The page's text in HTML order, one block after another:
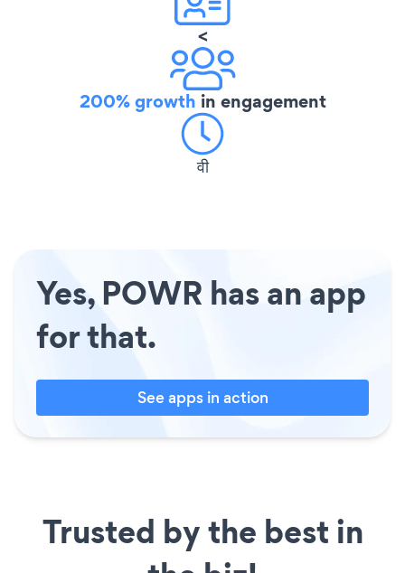
<
200% growth in engagement
वी
Yes, POWR has an app
for that.
See apps in action
Trusted by the best in